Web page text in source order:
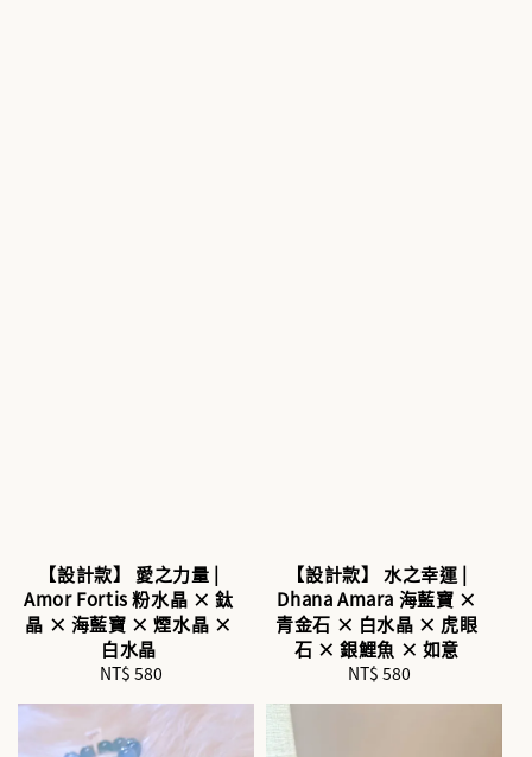
【設計款】 愛之力量 |
Amor Fortis 粉水晶 × 鈦
晶 × 海藍寶 × 煙水晶 ×
白水晶
Regular
NT$ 580
【設計款】 水之幸運 |
Dhana Amara 海藍寶 ×
青金石 × 白水晶 × 虎眼
石 × 銀鯉魚 × 如意
Regular
NT$ 580